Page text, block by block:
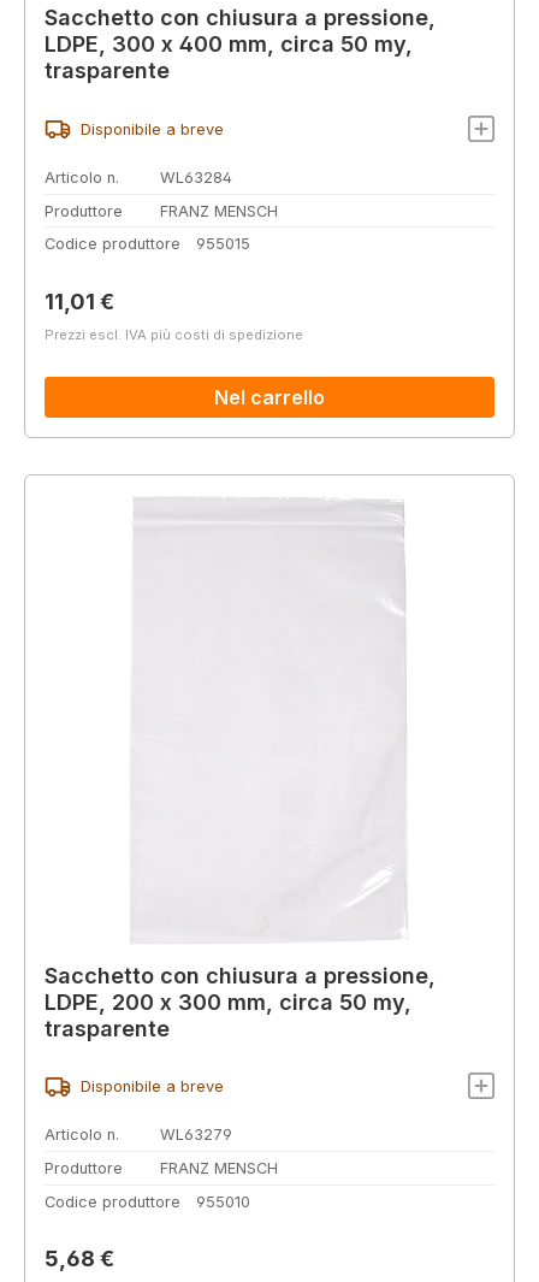
Sacchetto con chiusura a pressione,
LDPE, 300 x 400 mm, circa 50 my,
trasparente
Disponibile a breve
Articolo n.
WL63284
Produttore
FRANZ MENSCH
Codice produttore
955015
Prezzo normale:
11,01 €
Prezzi escl. IVA più costi di spedizione
Nel carrello
Sacchetto con chiusura a pressione,
LDPE, 200 x 300 mm, circa 50 my,
trasparente
Disponibile a breve
Articolo n.
WL63279
Produttore
FRANZ MENSCH
Codice produttore
955010
Prezzo normale:
5,68 €